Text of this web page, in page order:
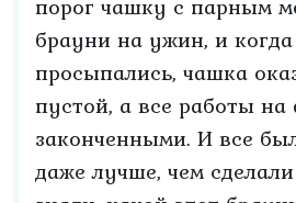
порог чашку с парным
брауни на ужин, и
просыпались, чашка
пустой, а все работы
законченными. И все
даже лучше, чем